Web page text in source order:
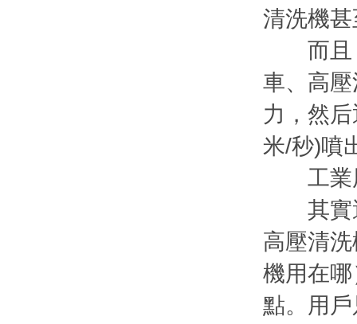
清洗機
而且，
車、高
力，然
米/秒)噴
工業用
其實選
高壓清
機用在
點。用